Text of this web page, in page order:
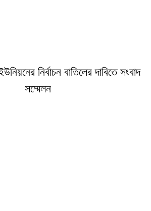
নির্বাচন বাতিলের দাবিতে সংবাদ
সম্মেলন